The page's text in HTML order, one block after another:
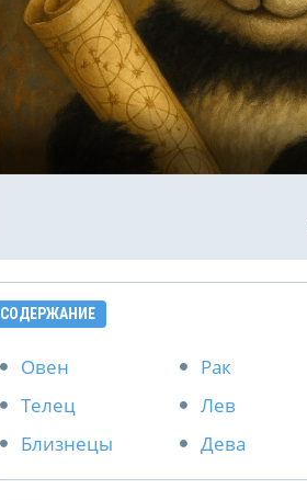
СОДЕРЖАНИЕ
Овен
Телец
Близнецы
Рак
Лев
Дева